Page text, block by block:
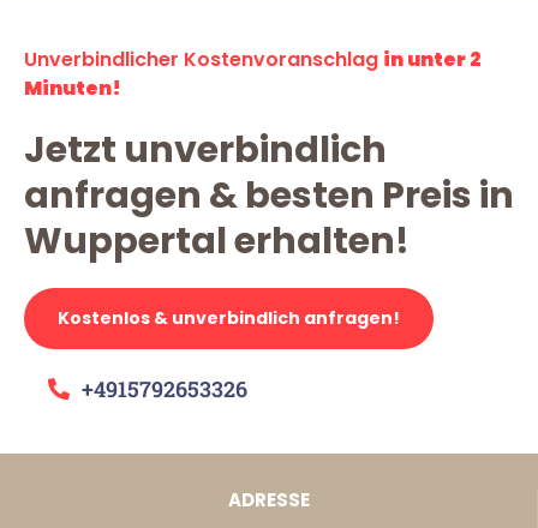
Unverbindlicher Kostenvoranschlag in unter 2
Minuten!
Jetzt unverbindlich
anfragen & besten Preis in
Wuppertal erhalten!
Kostenlos & unverbindlich anfragen!
+4915792653326
ADRESSE